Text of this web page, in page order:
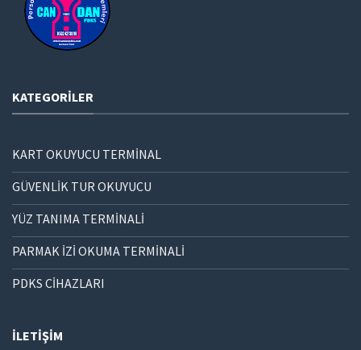
KATEGORILER
KART OKUYUCU TERMİNAL
GÜVENLİK TUR OKUYUCU
YÜZ TANIMA TERMİNALİ
PARMAK İZİ OKUMA TERMİNALİ
PDKS CİHAZLARI
İLETIŞIM